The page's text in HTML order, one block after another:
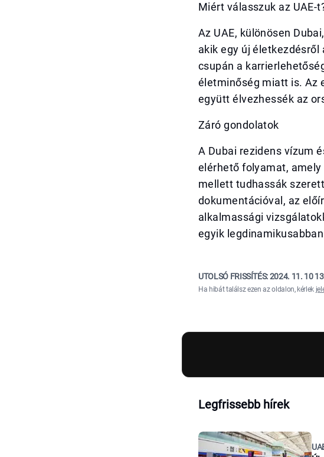
Miért válasszuk az UAE-
Az UAE, különösen
akik egy új
csupán a
életminőség miatt is. Az
együtt élvezhessék az
Záró gondolatok
A Dubai rezidens vízum
elérhető folyamat,
mellett tudhassák
dokumentációval, az
alkalmassági
egyik
UTOLSÓ FRISSÍTÉS:2024. 11. 10
Ha hibát találsz ezen az oldalon, kérlek
Legfrissebb hírek